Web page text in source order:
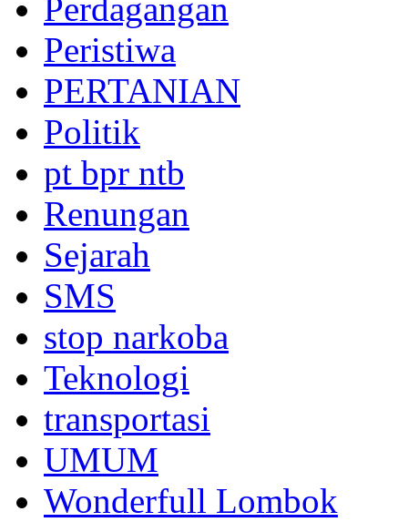
Perdagangan
Peristiwa
PERTANIAN
Politik
pt bpr ntb
Renungan
Sejarah
SMS
stop narkoba
Teknologi
transportasi
UMUM
Wonderfull Lombok